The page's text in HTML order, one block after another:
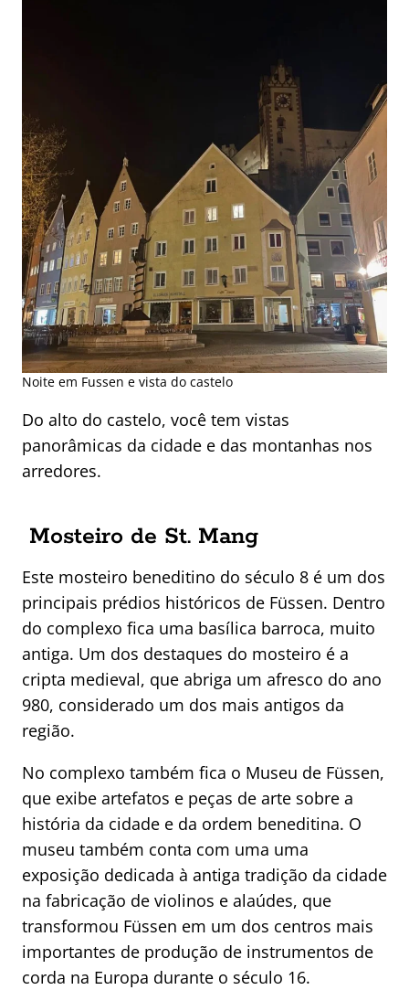
Noite em Fussen e vista do castelo
Do alto do castelo, você tem vistas
panorâmicas da cidade e das montanhas nos
arredores.
Mosteiro de St. Mang
Este mosteiro beneditino do século 8 é um dos
principais prédios históricos de Füssen. Dentro
do complexo fica uma basílica barroca, muito
antiga. Um dos destaques do mosteiro é a
cripta medieval, que abriga um afresco do ano
980, considerado um dos mais antigos da
região.
No complexo também fica o Museu de Füssen,
que exibe artefatos e peças de arte sobre a
história da cidade e da ordem beneditina. O
museu também conta com uma uma
exposição dedicada à antiga tradição da cidade
na fabricação de violinos e alaúdes, que
transformou Füssen em um dos centros mais
importantes de produção de instrumentos de
corda na Europa durante o século 16.